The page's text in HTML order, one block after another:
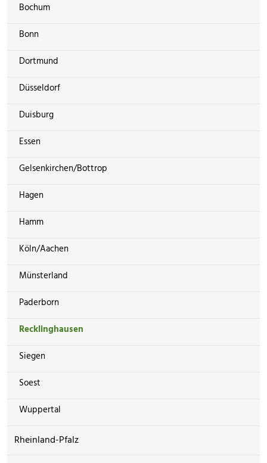
Bochum
Bonn
Dortmund
Düsseldorf
Duisburg
Essen
Gelsenkirchen/Bottrop
Hagen
Hamm
Köln/Aachen
Münsterland
Paderborn
Recklinghausen
Siegen
Soest
Wuppertal
Rheinland-Pfalz